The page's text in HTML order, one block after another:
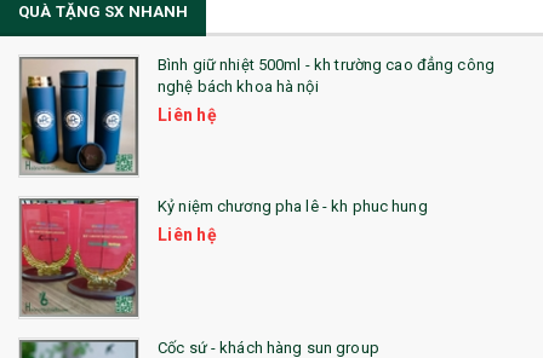
QUÀ TẶNG SX NHANH
Bình giữ nhiệt 500ml - kh trường cao đẳng công
nghệ bách khoa hà nội
Liên hệ
Kỷ niệm chương pha lê - kh phuc hung
Liên hệ
Cốc sứ - khách hàng sun group